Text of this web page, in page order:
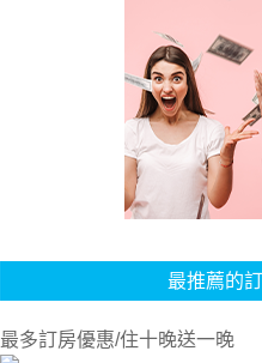
最推薦的
最多訂房優惠/住十晚送一晚